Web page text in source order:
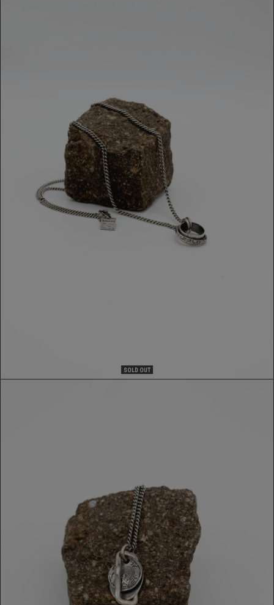
SOLD OUT
COLLANA GOTI
239,00 €
COLLANA GOTI
299,00 €